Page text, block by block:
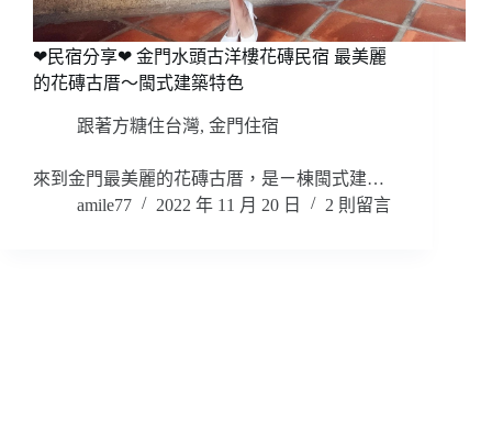
❤民宿分享❤ 金門水頭古洋樓花磚民宿 最美麗
的花磚古厝～閩式建築特色
跟著方糖住台灣, 金門住宿
來到金門最美麗的花磚古厝，是ㄧ棟閩式建…
amile77
2022 年 11 月 20 日 2 則留言